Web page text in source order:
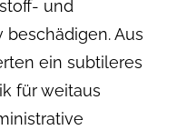
und
beschädigen. Aus
ein subtileres
für weitaus